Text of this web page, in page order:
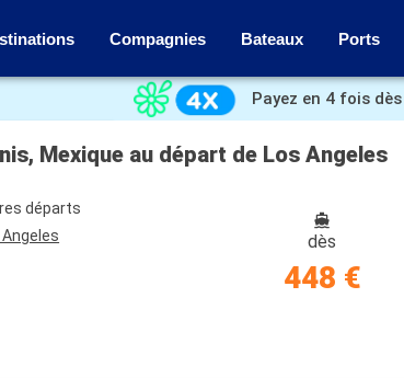
Compagnies Bateaux Ports
Payez en 4 fois dès
Mexique au départ de Los Angeles
départs
Angeles
dès
448 €